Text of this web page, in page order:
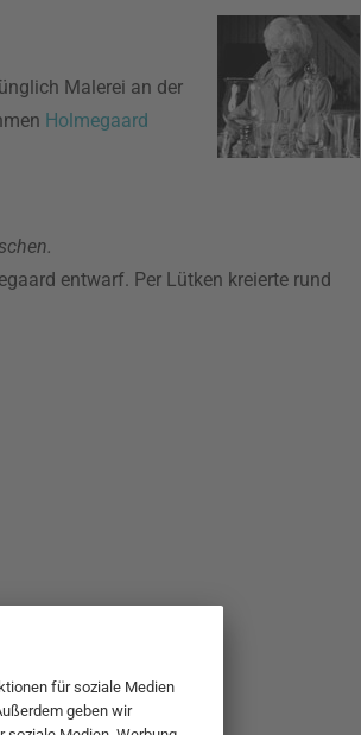
Malerei an der
Holmegaard
entwarf. Per Lütken kreierte rund